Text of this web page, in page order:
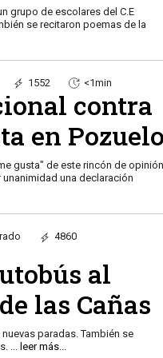
grupo de escolares del C.E
se recitaron poemas de la
1552 <1min
contra
en
gusta" de este rincón de
una declaración
4860
al
las Cañas
paradas. También se
leer más...